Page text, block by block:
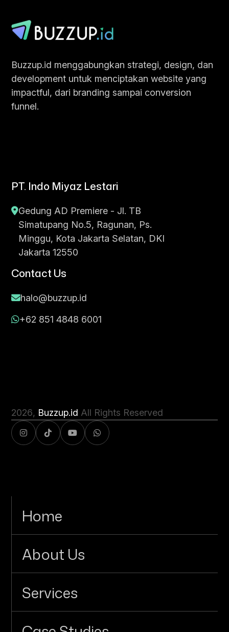
Buzzup.id menggabungkan strategi, design, dan
development untuk menciptakan website yang
impactful, dari branding sampai conversion
funnel.
PT. Indo Miyaz Lestari
Gedung AD Premiere - Jl. TB
Simatupang No.5, Ragunan, Ps.
Minggu, Kota Jakarta Selatan, DKI
Jakarta 12550
Contact Us
halo@buzzup.id
+62 851 4848 6001
2026, Buzzup.id All Rights Reserved